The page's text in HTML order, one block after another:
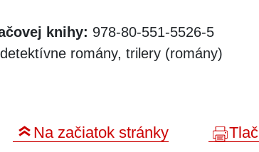
knihy: 978-80-551-5526-5
romány, trilery (romány)
Na začiatok stránky